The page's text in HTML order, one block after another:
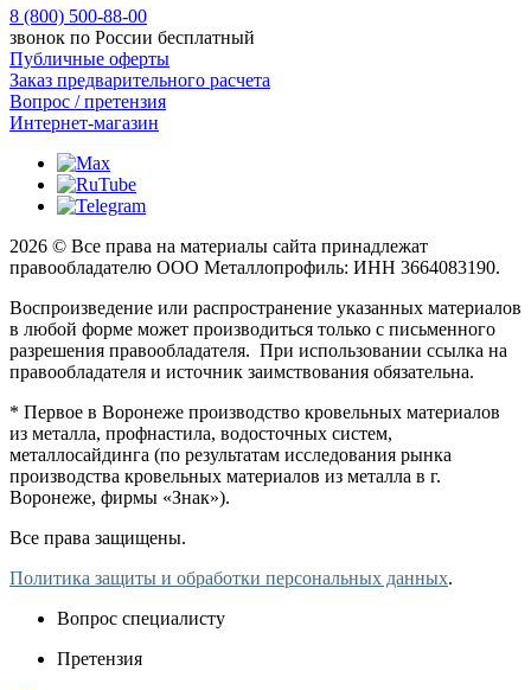
8 (800) 500-88-00
звонок по России бесплатный
Публичные оферты
Заказ предварительного расчета
Вопрос / претензия
Интернет-магазин
2026 © Все права на материалы сайта принадлежат
правообладателю ООО Металлопрофиль: ИНН 3664083190.
Воспроизведение или распространение указанных материалов
в любой форме может производиться только с письменного
разрешения правообладателя. При использовании ссылка на
правообладателя и источник заимствования обязательна.
* Первое в Воронеже производство кровельных материалов
из металла, профнастила, водосточных систем,
металлосайдинга (по результатам исследования рынка
производства кровельных материалов из металла в г.
Воронеже, фирмы «Знак»).
Все права защищены.
Политика защиты и обработки персональных данных.
Вопрос специалисту
Претензия